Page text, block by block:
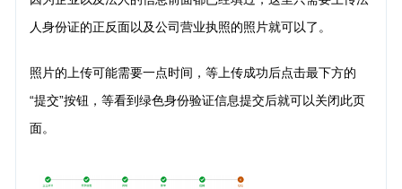
人身份证的正反面以及公司营业执照的照片就可以了。
照片的上传可能需要一点时间，等上传成功后点击最下方的
“提交”按钮，等看到绿色身份验证信息提交后就可以关闭此页
面。